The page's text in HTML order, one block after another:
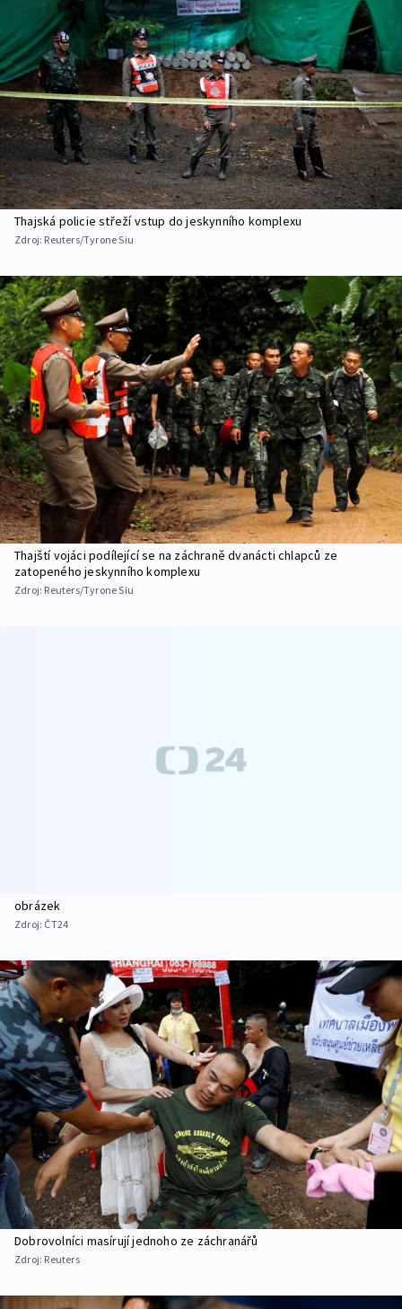
Thajská policie střeží vstup do jeskynního komplexu
Zdroj: Reuters/Tyrone Siu
Thajští vojáci podílející se na záchraně dvanácti chlapců ze
zatopeného jeskynního komplexu
Zdroj: Reuters/Tyrone Siu
obrázek
Zdroj: ČT24
Dobrovolníci masírují jednoho ze záchranářů
Zdroj: Reuters